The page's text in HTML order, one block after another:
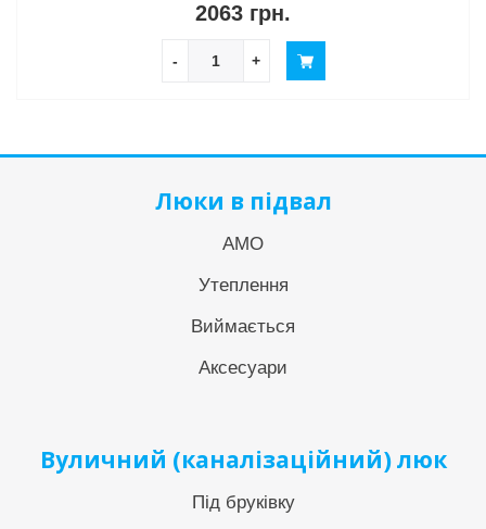
2063 грн.
- +
Люки в підвал
АМО
Утеплення
Виймається
Аксесуари
Вуличний (каналізаційний) люк
Під бруківку